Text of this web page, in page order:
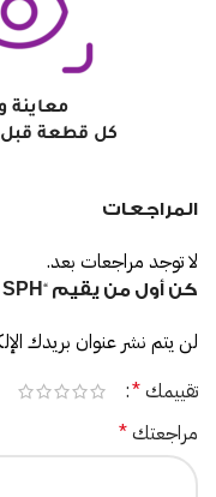
معاينة
كل قطعة قبل
المراجعات
لا توجد مراجعات بعد.
كن أول من يقيم “SPH طقم الميلامين بفاري – ٤٤ قطعة ضد الكسر بيج*بني”
لن يتم نشر عنوان بريدك
تقييمك*
مراجعتك*